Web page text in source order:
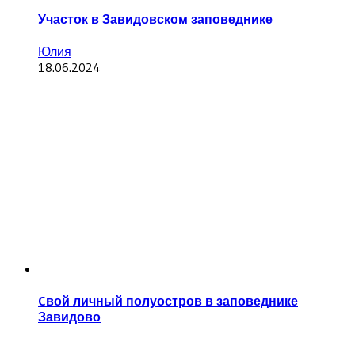
Участок в Завидовском заповеднике
Юлия
18.06.2024
Cвой личный полуостров в заповеднике
Завидово